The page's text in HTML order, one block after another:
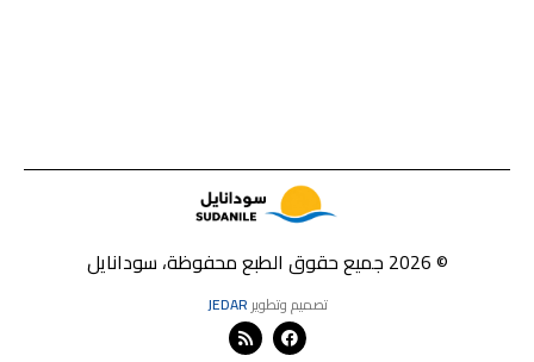
© 2026 جميع حقوق الطبع محفوظة، سودانايل
تصميم وتطويرJEDAR